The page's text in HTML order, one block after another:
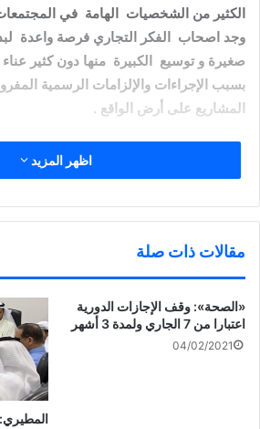
الكثير من الشخصيات الهامة في
وجد اصحاب الفكر التجاري فرصة واعدة
صغيرة و توسيع الكبيرة منها دون كثير
بسبب الإجراءات والإلزامات الرسمية
المشاريع على أرض الواقع .
عليك بإتباع خطوات اساسية ….
اولها ان التقط صورا لبضاعتك وعلى
ويجب ان نضع تحتها السعر وأرقام التواصل
اللايكات على بضاعتك , وقد يتم الشراء
ماذا حققت ؟؟؟ بكل تأكيد انت تاجر تجلس
متجرك حسابك المتجر , وأنت التاجر
اظهر المزيد
مقالات ذات صلة
«الصحة»: وقف الإجازات الدورية
اعتبارا من 7 الجاري ولمدة 3 أشهر
04/02/2021